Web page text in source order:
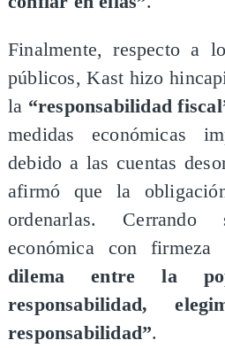
Finalmente, respecto a
públicos, Kast hizo
la “responsabilidad
medidas económicas
debido a las cuentas
afirmó que la
ordenarlas. Cerrando
económica con firmeza
dilema entre la
responsabilidad,
responsabilidad”.